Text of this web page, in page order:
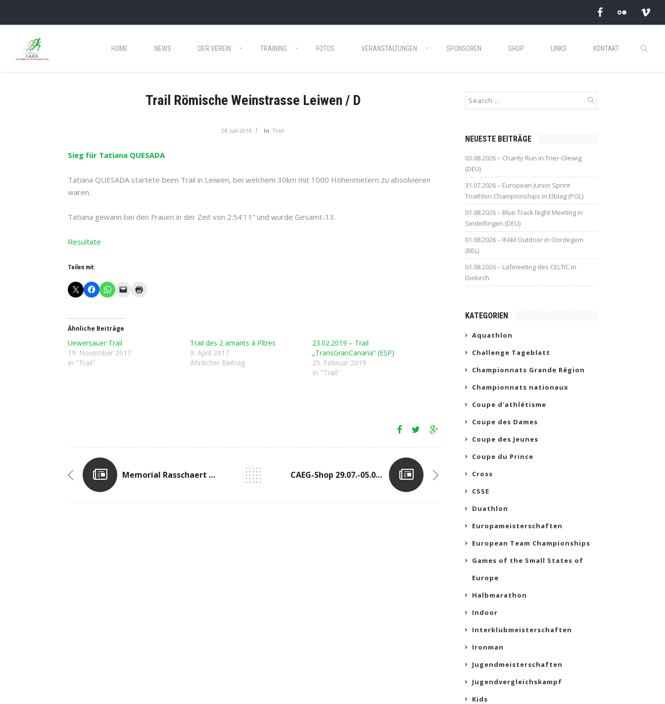
HOME NEWS DER VEREIN TRAINING FOTOS VERANSTALTUNGEN SPONSOREN SHOP LINKS KONTAKT
Trail Römische Weinstrasse Leiwen / D
24. Juli 2016 In Trail
Sieg für Tatiana QUESADA
Tatiana QUESADA startete beim Trail in Leiwen, bei welchem 30km mit 1000 Höhenmetern zu absolvieren
waren.
Tatiana gewann bei den Frauen in der Zeit von 2.54’11“ und wurde Gesamt-13.
Resultate
Teilen mit:
Ähnliche Beiträge
Uewersauer Trail
19. November 2017
In "Trail"
Trail des 2 amants à Pîtres
9. April 2017
Ähnlicher Beitrag
23.02.2019 – Trail
„TransGranCanaria“ (ESP)
25. Februar 2019
In "Trail"
Memorial Rasschaert Ninove / B CAEG-Shop 29.07.-05.09.2016 Geschlossen
NEUESTE BEITRÄGE
03.08.2026 – Charity Run in Trier-Olewig
(DEU)
31.07.2026 – European Junior Sprint
Triathlon Championships in Elblag (POL)
01.08.2026 – Blue Track Night Meeting in
Sindelfingen (DEU)
01.08.2026 – IFAM Outdoor in Oordegem
(BEL)
01.08.2026 – Lafmeeting des CELTIC in
Diekirch
KATEGORIEN
Aquathlon
Challenge Tageblatt
Championnats Grande Région
Championnats nationaux
Coupe d'athlétisme
Coupe des Dames
Coupe des Jeunes
Coupe du Prince
Cross
CSSE
Duathlon
Europameisterschaften
European Team Championships
Games of the Small States of
Europe
Halbmarathon
Indoor
Interklubmeisterschaften
Ironman
Jugendmeisterschaften
Jugendvergleichskampf
Kids